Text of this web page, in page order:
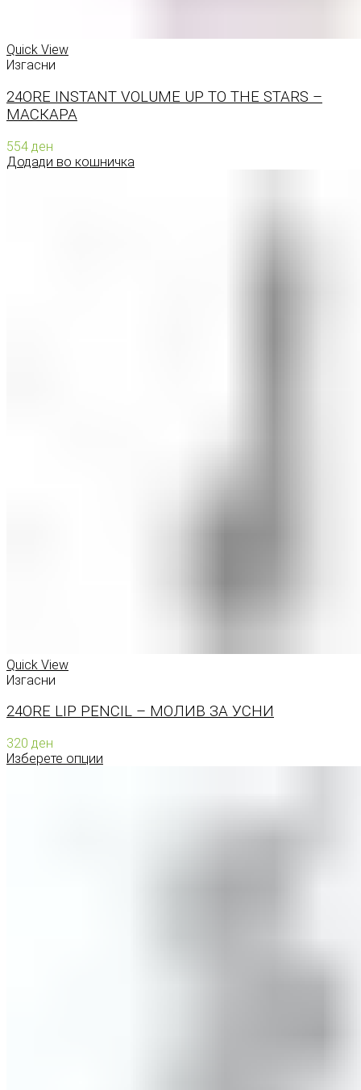
Quick View
Изгасни
24ORE INSTANT VOLUME UP TO THE STARS –
МАСКАРА
554 ден
Додади во кошничка
Quick View
Изгасни
24ORE LIP PENCIL – МОЛИВ ЗА УСНИ
320 ден
Изберете опции